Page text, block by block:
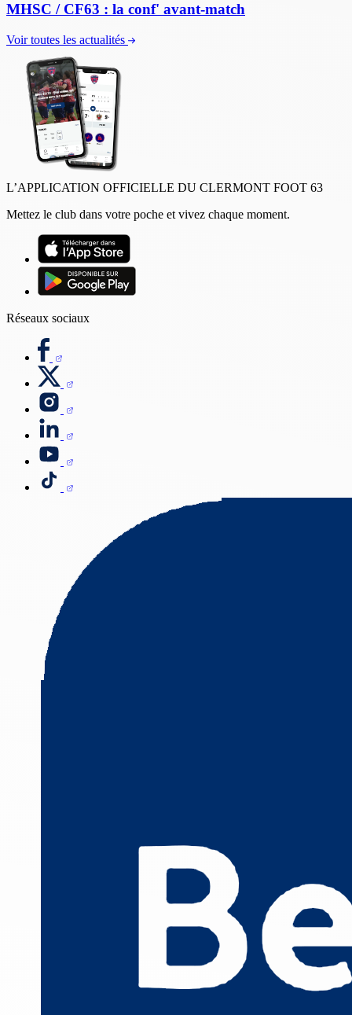
MHSC / CF63 : la conf' avant-match
Voir toutes les actualités
L’APPLICATION OFFICIELLE DU CLERMONT FOOT 63
Mettez le club dans votre poche et vivez chaque moment.
Réseaux sociaux